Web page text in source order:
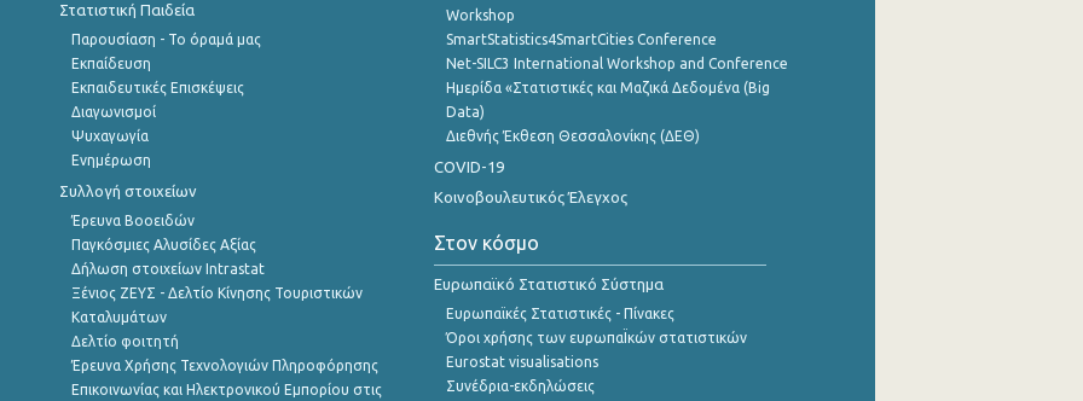
Στατιστική Παιδεία
Παρουσίαση - Το όραμά μας
Εκπαίδευση
Εκπαιδευτικές Επισκέψεις
Διαγωνισμοί
Ψυχαγωγία
Ενημέρωση
Συλλογή στοιχείων
Έρευνα Βοοειδών
Παγκόσμιες Αλυσίδες Αξίας
Δήλωση στοιχείων Intrastat
Ξένιος ΖΕΥΣ - Δελτίο Κίνησης Τουριστικών
Καταλυμάτων
Δελτίο φοιτητή
Έρευνα Χρήσης Τεχνολογιών Πληροφόρησης
Επικοινωνίας και Ηλεκτρονικού Εμπορίου στις
Workshop
SmartStatistics4SmartCities Conference
Net-SILC3 International Workshop and Conference
Ημερίδα «Στατιστικές και Μαζικά Δεδομένα (Big
Data)
Διεθνής Έκθεση Θεσσαλονίκης (ΔΕΘ)
COVID-19
Κοινοβουλευτικός Έλεγχος
Στον κόσμο
Ευρωπαϊκό Στατιστικό Σύστημα
Ευρωπαϊκές Στατιστικές - Πίνακες
Όροι χρήσης των ευρωπαΪκών στατιστικών
Eurostat visualisations
Συνέδρια-εκδηλώσεις